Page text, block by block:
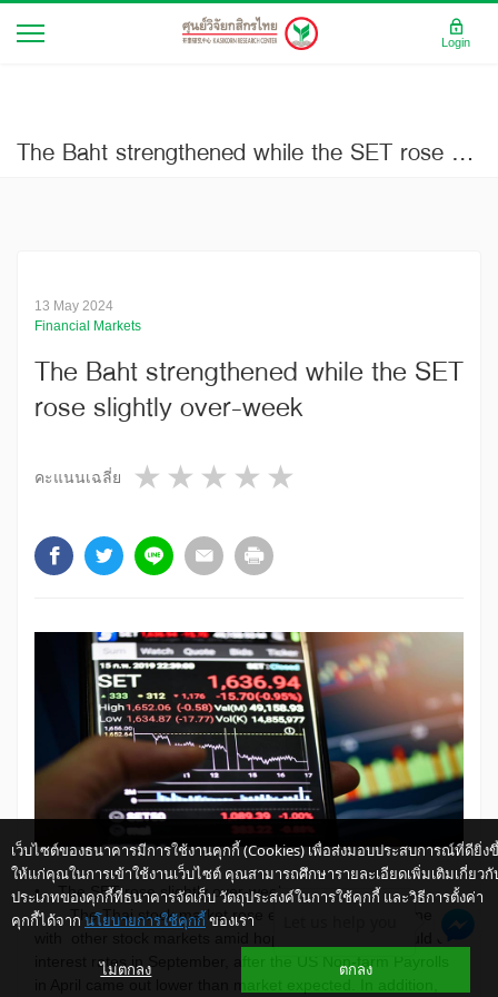
The Baht strengthened while the SET rose slightly over-week
13 May 2024
Financial Markets
The Baht strengthened while the SET
rose slightly over-week
คะแนนเฉลี่ย 4 stars
3 stars
2 stars
1 star
• The SET rose slightly over-week.
The Thai stock market rose early in the week in line
with other stock markets amid hopes that the Fed would cut
interest rates in September, after the US Non-farm Payrolls
เว็บไซต์ของธนาคารมีการใช้งานคุกกี้ (Cookies) เพื่อส่งมอบประสบการณ์ที่ดียิ่ง
ให้แก่คุณในการเข้าใช้งานเว็บไซต์ คุณสามารถศึกษารายละเอียดเพิ่มเติมเกี่ยวกั
ประเภทของคุกกี้ที่ธนาคารจัดเก็บ วัตถุประสงค์ในการใช้คุกกี้ และวิธีการตั้งค่า
คุกกี้ได้จาก นโยบายการใช้คุกกี้ ของเรา
ไม่ตกลง ตกลง
Login